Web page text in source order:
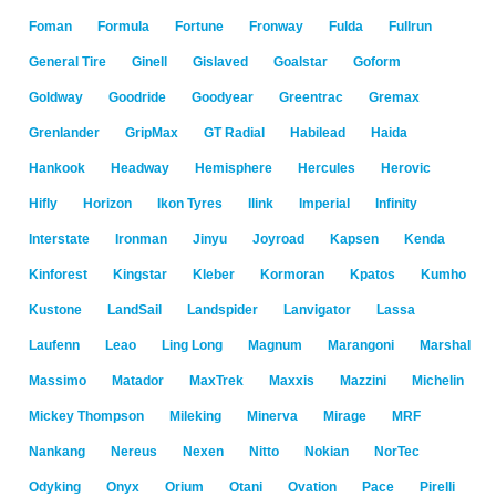
Foman Formula Fortune Fronway Fulda Fullrun
General Tire Ginell Gislaved Goalstar Goform
Goldway Goodride Goodyear Greentrac Gremax
Grenlander GripMax GT Radial Habilead Haida
Hankook Headway Hemisphere Hercules Herovic
Hifly Horizon Ikon Tyres Ilink Imperial Infinity
Interstate Ironman Jinyu Joyroad Kapsen Kenda
Kinforest Kingstar Kleber Kormoran Kpatos Kumho
Kustone LandSail Landspider Lanvigator Lassa
Laufenn Leao Ling Long Magnum Marangoni Marshal
Massimo Matador MaxTrek Maxxis Mazzini Michelin
Mickey Thompson Mileking Minerva Mirage MRF
Nankang Nereus Nexen Nitto Nokian NorTec
Odyking Onyx Orium Otani Ovation Pace Pirelli